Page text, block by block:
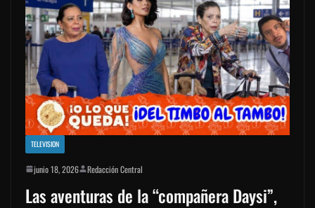
TELEVISION
junio 18, 2026 Redacción Central
Las aventuras de la “compañera Daysi”,